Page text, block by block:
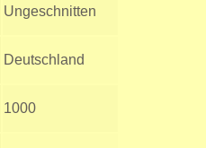
Ungeschnitten
Deutschland
1000